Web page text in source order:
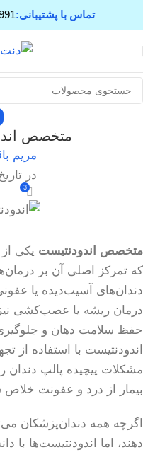
تماس با پشتیبانی:
متخصص
مریم
در تاریخ تیر
3
متخصص اندودنتیست یکی
که تمرکز اصلی آن بر
دندان‌های آسیب‌دیده یا
درمان ریشه یا عصب‌کشی
حفظ سلامت دهان و
اندودنتیست با استفاده از
مشکلات پیچیده پالپ دندان
بیمار از درد و عفونت
اگرچه همه دندان‌پزشکان
دهند، اما اندودنتیست‌ها